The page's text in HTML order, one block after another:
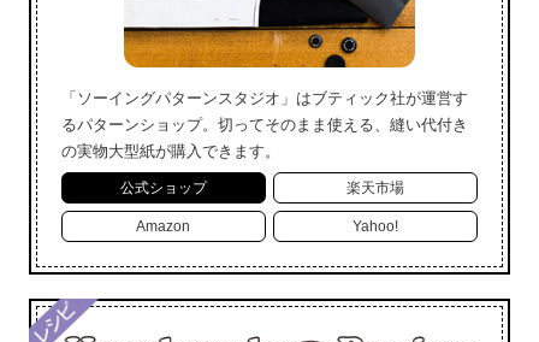
「ソーイングパターンスタジオ」はブティック社が運営す
るパターンショップ。切ってそのまま使える、縫い代付き
の実物大型紙が購入できます。
公式ショップ 楽天市場
Amazon Yahoo!